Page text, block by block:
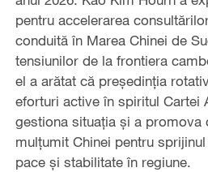
pentru accelerarea
conduită în Marea Chinei de
tensiunilor de la frontiera
el a arătat că președinția
eforturi active în spiritul Cartei
gestiona situația și a promova
mulțumit Chinei pentru
pace și stabilitate în regiune.